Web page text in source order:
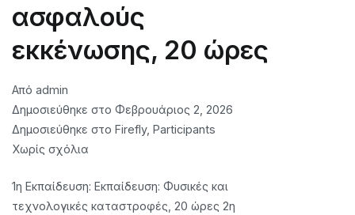
ασφαλούς
εκκένωσης, 20 ώρες
Από admin
Δημοσιεύθηκε στο Φεβρουάριος 2, 2026
Δημοσιεύθηκε στο Firefly, Participants
Χωρίς σχόλια
FOR
EXPRESSION
1η Εκπαίδευση: Εκπαίδευση: Φυσικές και
τεχνολογικές καταστροφές, 20 ώρες 2η